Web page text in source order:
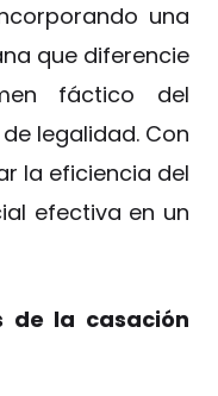
una
que diferencie
fáctico del
legalidad. Con
la eficiencia del
efectiva en un
de la casación